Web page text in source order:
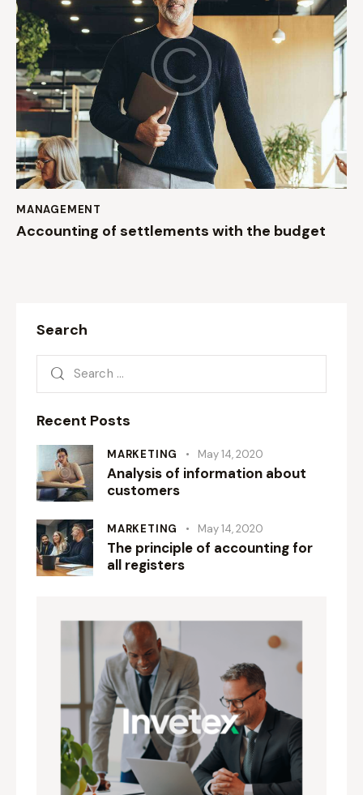
MANAGEMENT
Accounting of settlements with the budget
Search
Recent Posts
MARKETING May 14, 2020
Analysis of information about
customers
MARKETING May 14, 2020
The principle of accounting for
all registers